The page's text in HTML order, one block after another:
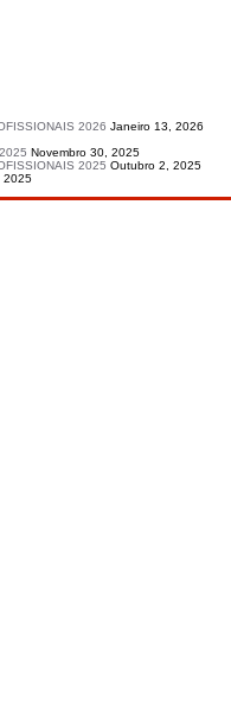
2026 Janeiro 13, 2026
Novembro 30, 2025
2025 Outubro 2, 2025
2025